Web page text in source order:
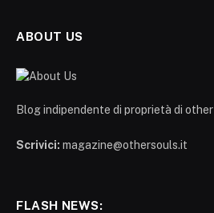
ABOUT US
Blog indipendente di proprietà di
Scrivici: magazine@othersouls.it
FLASH NEWS: